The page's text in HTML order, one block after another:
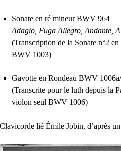
Sonate en ré mineurBWV 964
Adagio, Fuga Allegro, Andante,
(Transcription de la Sonate n°2
BWV 1003)
Gavotte en Rondeau BWV
(Transcrite pour le luth depuis la
violon seul BWV 1006)
Clavicorde lié Émile Jobin, d’après